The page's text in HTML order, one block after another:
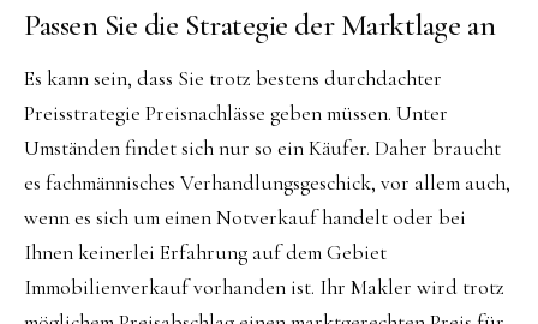
Passen Sie die Strategie der Marktlage an
Es kann sein, dass Sie trotz bestens durchdachter
Preisstrategie Preisnachlässe geben müssen. Unter
Umständen findet sich nur so ein Käufer. Daher braucht
es fachmännisches Verhandlungsgeschick, vor allem auch,
wenn es sich um einen Notverkauf handelt oder bei
Ihnen keinerlei Erfahrung auf dem Gebiet
Immobilienverkauf vorhanden ist. Ihr Makler wird trotz